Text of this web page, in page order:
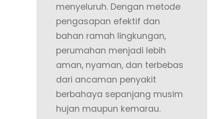
menyeluruh. Dengan metode
pengasapan efektif dan
bahan ramah lingkungan,
perumahan menjadi lebih
aman, nyaman, dan terbebas
dari ancaman penyakit
berbahaya sepanjang musim
hujan maupun kemarau.